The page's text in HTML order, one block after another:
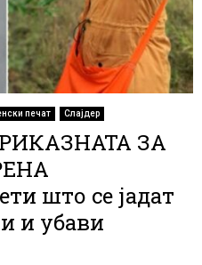
печат Слајдер
ЗА
што се јадат
и убави